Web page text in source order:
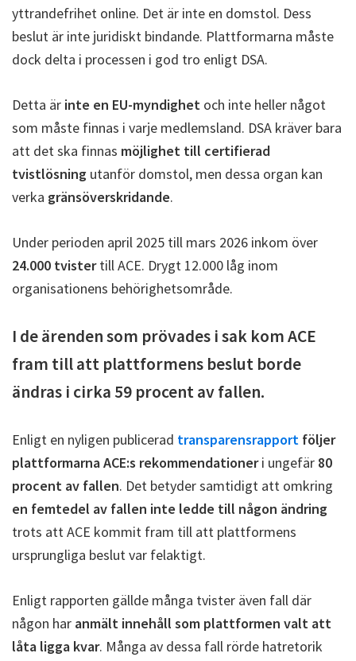
yttrandefrihet online. Det är inte en domstol. Dess
beslut är inte juridiskt bindande. Plattformarna måste
dock delta i processen i god tro enligt DSA.
Detta är inte en EU-myndighet och inte heller något
som måste finnas i varje medlemsland. DSA kräver bara
att det ska finnas möjlighet till certifierad
tvistlösning utanför domstol, men dessa organ kan
verka gränsöverskridande.
Under perioden april 2025 till mars 2026 inkom över
24.000 tvistertill ACE. Drygt 12.000 låg inom
organisationens behörighetsområde.
I de ärenden som prövades i sak kom ACE
fram till att plattformens beslut borde
ändras i cirka 59 procent av fallen.
Enligt en nyligen publicerad transparensrapport följer
plattformarna ACE:s rekommendationeri ungefär 80
procent av fallen. Det betyder samtidigt att omkring
en femtedel av fallen inte ledde till någon ändring
trots att ACE kommit fram till att plattformens
ursprungliga beslut var felaktigt.
Enligt rapporten gällde många tvister även fall där
någon har anmält innehåll som plattformen valt att
låta ligga kvar. Många av dessa fall rörde hatretorik